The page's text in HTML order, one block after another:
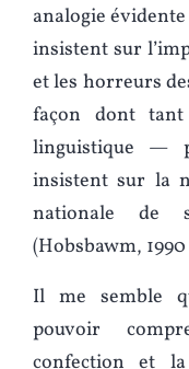
analogie
insistent sur
et les horreurs
façon dont
linguistique —
insistent sur la
nationale de
(Hobsbawm, 1990
Il me semble
pouvoir
confection et